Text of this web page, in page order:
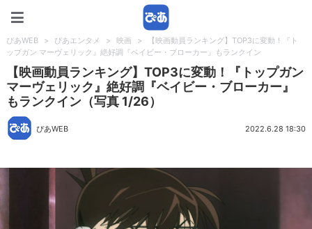
ぴあWEB > ぴあエンタメ > 映画 >
【映画動員ランキング】TOP3に変動！『ト
ップガン マーヴェリック』絶好調『ベイビー・ブローカー』もランクイン
【映画動員ランキング】TOP3に変動！『トップガン
マーヴェリック』絶好調『ベイビー・ブローカー』
もランクイン（写真 1/26）
ぴあWEB 2022.6.28 18:30